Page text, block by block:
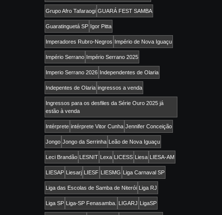
Grupo Afro Tafaraogi GUARÁ FEST SAMBA
Guaratinguetá SP Igor Pitta
Imperadores Rubro-Negros Império de Nova Iguaçu
Império Serrano Império Serrano 2025
Imperio Serrano 2026 Independentes de Olaria
Indepentes de Olaria ingressos a venda
Ingressos para os desfiles da Série Ouro 2025 já
estão à venda
Intérprete intérprete Vitor Cunha Jennifer Conceição
Jongo Jongo da Serrinha Leão de Nova Iguaçu
Leci Brandão LESNIT Lexa LICESS Liesa LIESA-AM
LIESAP Liesarj LIESF LIESMG Liga Carnaval SP
Liga das Escolas de Samba de Niterói Liga RJ
Liga SP Liga-SP Fenasamba. LIGARJ LigaSP